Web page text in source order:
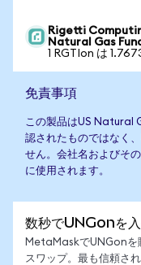
Rigetti
Natural Gas
1 RGTIon は
免責事項
この製品はUS Natural
認されたものではなく
せん。会社名およびそ
に使用されます。
数秒でUNGonを
MetaMaskでUNGonを
スワップ。最も信頼さ